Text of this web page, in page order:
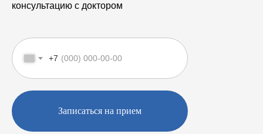
консультацию с доктором
+7
Записаться на прием